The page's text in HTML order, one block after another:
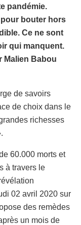
pandémie.
bouter hors
Ce ne sont
qui manquent.
Malien Babou
de savoirs
de choix dans le
richesses
60.000 morts et
à travers le
02 avril 2020 sur
des remèdes
un mois de